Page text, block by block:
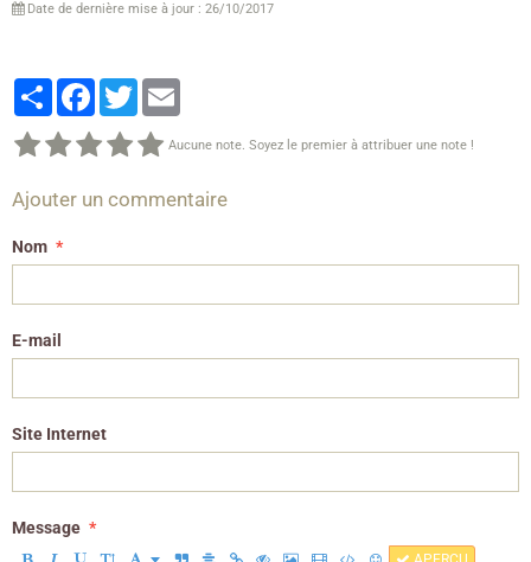
Date de dernière mise à jour : 26/10/2017
PartagerFacebook
Twitter
Aucune note. Soyez le premier à attribuer une note !
Ajouter un commentaire
Nom
E-mail
Site Internet
Message